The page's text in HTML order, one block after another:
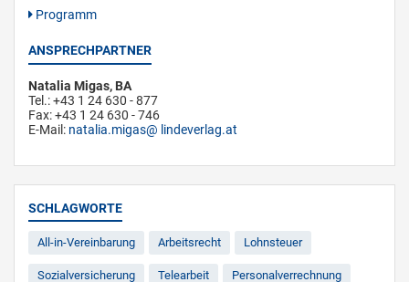
Programm
ANSPRECHPARTNER
Natalia Migas, BA
Tel.: +43 1 24 630 - 877
Fax: +43 1 24 630 - 746
E-Mail: natalia.migas lindeverlag.at
SCHLAGWORTE
All-in-Vereinbarung Arbeitsrecht Lohnsteuer
Sozialversicherung Telearbeit Personalverrechnung